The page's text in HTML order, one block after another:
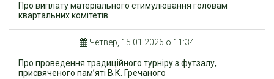
Про виплату матеріального стимулювання головам
квартальних комітетів
Четвер, 15.01.2026 о 11:34
Про проведення традиційного турніру з футзалу,
присвяченого пам’яті В.К. Гречаного